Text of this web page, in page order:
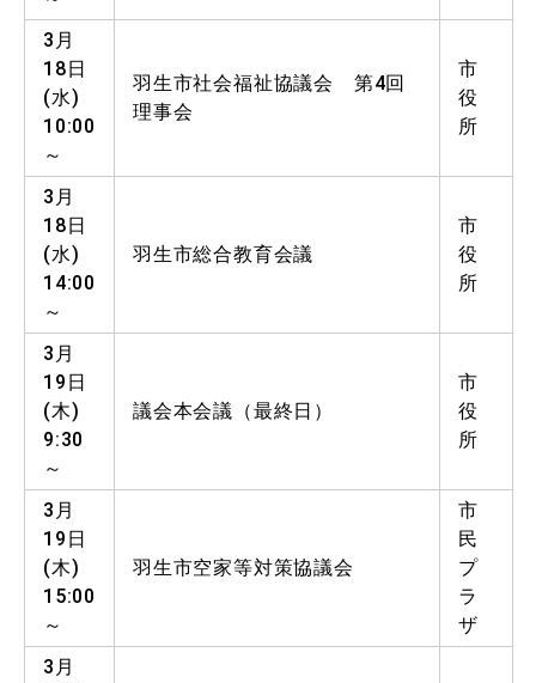
3月
18日
(水)
10:00
～
羽生市社会福祉協議会 第4回
理事会
市
役
所
3月
18日
(水)
14:00
～
羽生市総合教育会議
市
役
所
3月
19日
(木)
9:30
～
議会本会議（最終日）
市
役
所
3月
19日
(木)
15:00
～
羽生市空家等対策協議会
市
民
プ
ラ
ザ
3月